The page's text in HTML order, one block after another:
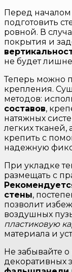
Перед началом
подготовить
ровной. В
покрытия и
не будет
Теперь можно
крепления.
методов:
составов,
натяжных
легких
крепить с
надежную
При укладке
размещать с
стены,
позволит
воздушных
пластиковую
материала и
Не забывайте
декоративных